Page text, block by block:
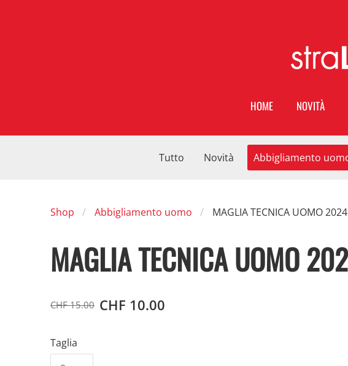
HOME NOVITÀ
Tutto Novità Abbigliamento
Shop Abbigliamento uomo MAGLIA TECNICA UOMO 2024
MAGLIA TECNICA UOMO
CHF 15.00 CHF 10.00
Taglia